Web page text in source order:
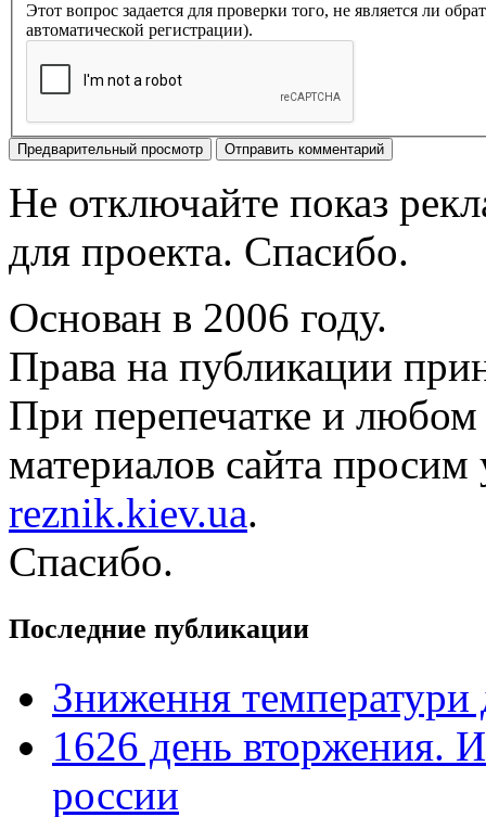
Этот вопрос задается для проверки того, не является ли
автоматической регистрации).
Не отключайте показ
для проекта. Спасибо.
Основан в 2006 году.
Права на публикации
При перепечатке и
материалов сайта просим
reznik.kiev.ua.
Спасибо.
Последние публикации
Зниження температури
1626 день вторжения.
россии